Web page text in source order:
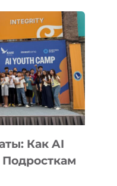
Как AI